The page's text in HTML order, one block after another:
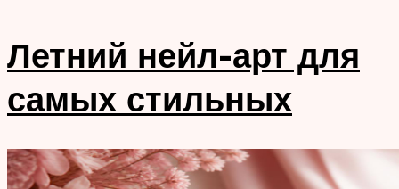
Летний нейл-арт для
самых стильных